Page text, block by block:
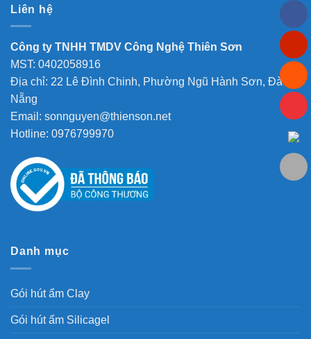
Liên hệ
Công ty TNHH TMDV Công Nghệ Thiên Sơn
MST: 0402058916
Địa chỉ: 22 Lê Đình Chinh, Phường Ngũ Hành Sơn, Đà
Nẵng
Email: sonnguyen@thienson.net
Hotline: 0976799970
Danh mục
Gói hút ẩm Clay
Gói hút ẩm Silicagel